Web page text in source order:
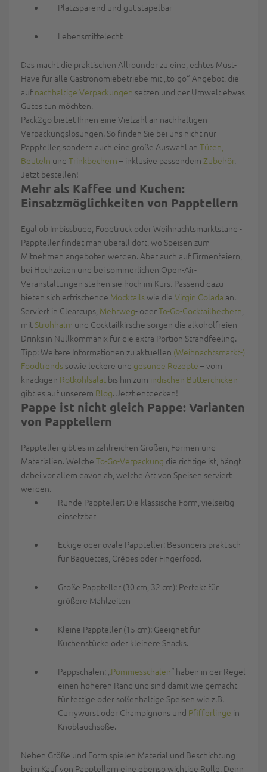
Platzsparend und gut stapelbar
Lebensmittelecht
Das macht die praktischen Allrounder zu eine, echtes Must-
Have für alle Gastronomiebetriebe mit „ to-go“-Angebot, die
auf nachhaltige Verpackungen setzen und der Umwelt etwas
Gutes tun möchten.
Pack2go bietet Ihnen eine Vielzahl an nachhaltigen
Verpackungslösungen. So finden Sie bei uns nicht nur
Pappteller, sondern auch eine große Auswahl an Tüten,
Beuteln und Trinkbechern – inklusive passendem Zubehör.
Jetzt bestellen!
Mehr als Kaffee und Kuchen:
Einsatzmöglichkeiten von Papptellern
Egal ob Imbissbude, Foodtruck oder Weihnachtsmarktstand -
Pappteller findet man überall dort, wo Speisen zum
Mitnehmen angeboten werden. Aber auch auf Firmenfeiern,
bei Hochzeiten und bei sommerlichen Open-Air-
Veranstaltungen stehen sie hoch im Kurs. Passend dazu
bieten sich erfrischende Mocktailswie die Virgin Colada an.
Serviert in Clearcups Mehrweg- oderTo-Go-Cocktailbechern
mit Strohhalm und Cocktailkirsche sorgen die alkoholfreien
Drinks in Nullkommanix für die extra Portion Strandfeeling.
Tipp: Weitere Informationen zu aktuellen (Weihnachtsmarkt-)
Foodtrends sowie leckere und gesunde Rezepte – vom
knackigen Rotkohlsalat bis hin zum indischen Butterchicken –
gibt es auf unserem Blog. Jetzt entdecken!
Pappe ist nicht gleich Pappe: Varianten
von Papptellern
Pappteller gibt es in zahlreichen Größen, Formen und
Materialien. Welche To-Go-Verpackung die richtige ist, hängt
dabei vor allem davon ab, welche Art von Speisen serviert
werden.
Runde Pappteller: Die klassische Form, vielseitig
einsetzbar
Eckige oder ovale Pappteller: Besonders praktisch
für Baguettes, Crêpes oder Fingerfood.
Große Pappteller (30 cm, 32 cm): Perfekt für
größere Mahlzeiten
Kleine Pappteller (15 cm): Geeignet für
Kuchenstücke oder kleinere Snacks.
Pappschalen: Pommesschalen“ haben in der Regel
einen höheren Rand und sind damit wie gemacht
für fettige oder soßenhaltige Speisen wie z.B.
Currywurst oder Champignons und Pfifferlinge in
Knoblauchsoße.
Neben Größe und Form spielen Material und Beschichtung
beim Kauf von Papptellern eine ebenso wichtige Rolle. Denn